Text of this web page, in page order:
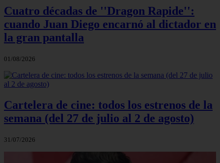
Cuatro décadas de ''Dragon Rapide'':
cuando Juan Diego encarnó al dictador en
la gran pantalla
01/08/2026
Cartelera de cine: todos los estrenos de la
semana (del 27 de julio al 2 de agosto)
31/07/2026